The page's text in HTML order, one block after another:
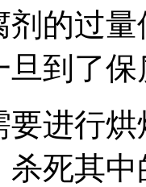
剂的过
到了
要进行
杀死其